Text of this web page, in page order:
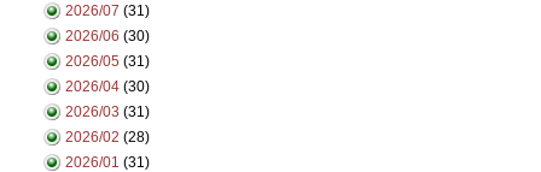
2026/07 (31)
2026/06 (30)
2026/05 (31)
2026/04 (30)
2026/03 (31)
2026/02 (28)
2026/01 (31)